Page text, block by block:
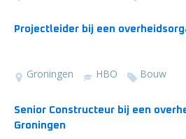
Projectleider bij een
Groningen HBO Bouw
Senior Constructeur bij een
Groningen